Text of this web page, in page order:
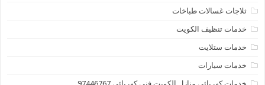
ثلاجات غسالات طباخات
خدمات تنظيف الكويت
خدمات ستلايت
خدمات سيارات